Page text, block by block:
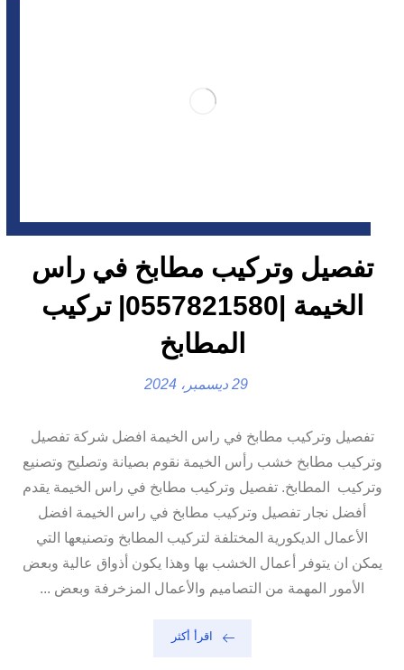
تفصيل وتركيب مطابخ في راس
الخيمة |0557821580| تركيب
المطابخ
29 ديسمبر، 2024
تفصيل وتركيب مطابخ في راس الخيمة افضل شركة تفصيل
وتركيب مطابخ خشب رأس الخيمة نقوم بصيانة وتصليح وتصنيع
وتركيب المطابخ. تفصيل وتركيب مطابخ في راس الخيمة يقدم
أفضل نجار تفصيل وتركيب مطابخ في راس الخيمة افضل
الأعمال الديكورية المختلفة لتركيب المطابخ وتصنيعها التي
يمكن ان يتوفر أعمال الخشب بها وهذا يكون أذواق عالية وبعض
الأمور المهمة من التصاميم والأعمال المزخرفة وبعض ...
اقرأ أكثر